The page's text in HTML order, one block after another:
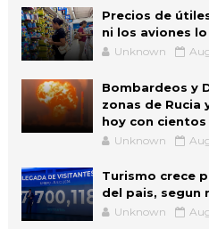
Precios de
ni los aviones
Unknown
Bombardeos y
zonas de Rucia
hoy con
Unknown
Turismo crece
del pais, segun
Unknown